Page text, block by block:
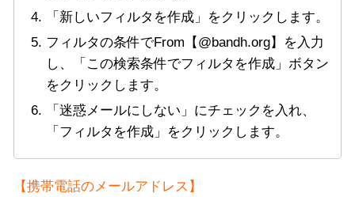
「新しいフィルタを作成」をクリックします。
フィルタの条件でFrom【@bandh.org】を入力
し、「この検索条件でフィルタを作成」ボタン
をクリックします。
「迷惑メールにしない」にチェックを入れ、
「フィルタを作成」をクリックします。
【携帯電話のメールアドレス】